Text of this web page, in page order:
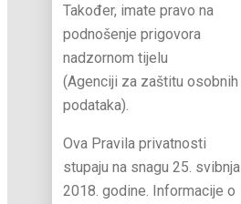
Također, imate pravo na
podnošenje prigovora
nadzornom tijelu
(Agenciji za zaštitu osobnih
podataka).
Ova Pravila privatnosti
stupaju na snagu 25. svibnja
2018. godine. Informacije o